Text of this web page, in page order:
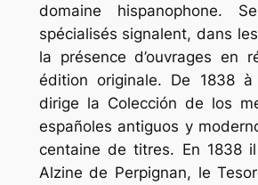
domaine hispanophone.
spécialisés signalent, dans
la présence d’ouvrages en
édition originale. De 1838 à
dirige la Colección de los
españoles antiguos y
centaine de titres. En 1838
Alzine de Perpignan, le